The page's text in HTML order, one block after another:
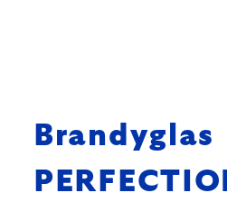
Brandyglas